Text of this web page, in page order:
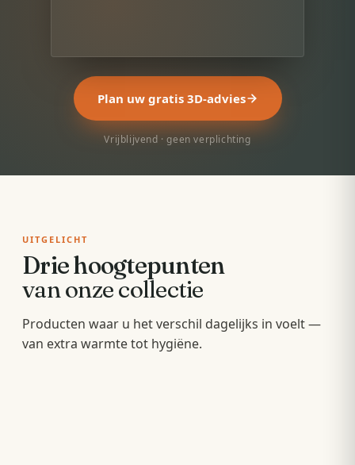
Plan uw gratis 3D-advies
Vrijblijvend · geen verplichting
UITGELICHT
Drie hoogtepunten
van onze collectie
Producten waar u het verschil dagelijks in voelt —
van extra warmte tot hygiëne.
Badkamermeubels
Hang- en staande meubels met soft-close — op
Sunshowers
Spoeltoiletten